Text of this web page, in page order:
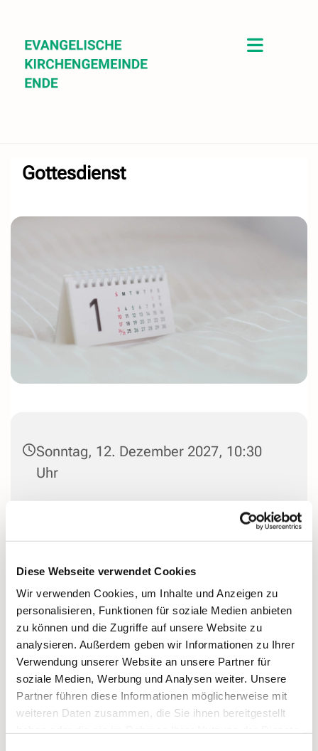
Diese Webseite verwendet Cookies
Wir verwenden Cookies, um Inhalte und Anzeigen zu
personalisieren, Funktionen für soziale Medien anbieten
zu können und die Zugriffe auf unsere Website zu
analysieren. Außerdem geben wir Informationen zu Ihrer
Verwendung unserer Website an unsere Partner für
soziale Medien, Werbung und Analysen weiter. Unsere
Partner führen diese Informationen möglicherweise mit
weiteren Daten zusammen, die Sie ihnen bereitgestellt
Gottesdienst
Sonntag, 12. Dezember 2027, 10:30
Uhr
Dorfkirche Ende, Kirchender Dorfweg